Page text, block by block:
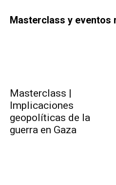
Masterclass y eventos
Masterclass |
Implicaciones
geopolíticas de la
guerra en Gaza